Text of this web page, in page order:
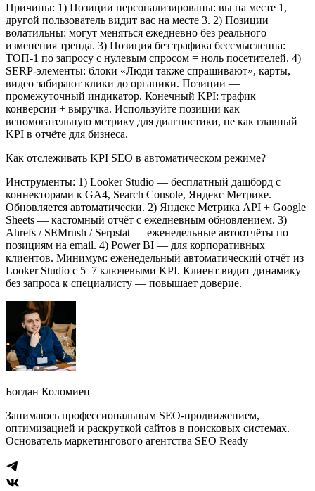
Причины: 1) Позиции персонализированы: вы на месте 1,
другой пользователь видит вас на месте 3. 2) Позиции
волатильны: могут меняться ежедневно без реального
изменения тренда. 3) Позиция без трафика бессмысленна:
ТОП-1 по запросу с нулевым спросом = ноль посетителей. 4)
SERP-элементы: блоки «Люди также спрашивают», карты,
видео забирают клики до органики. Позиции —
промежуточный индикатор. Конечный KPI: трафик +
конверсии + выручка. Используйте позиции как
вспомогательную метрику для диагностики, не как главный
KPI в отчёте для бизнеса.
Как отслеживать KPI SEO в автоматическом режиме?
Инструменты: 1) Looker Studio — бесплатный дашборд с
коннекторами к GA4, Search Console, Яндекс Метрике.
Обновляется автоматически. 2) Яндекс Метрика API + Google
Sheets — кастомный отчёт с ежедневным обновлением. 3)
Ahrefs / SEMrush / Serpstat — еженедельные автоотчёты по
позициям на email. 4) Power BI — для корпоративных
клиентов. Минимум: еженедельный автоматический отчёт из
Looker Studio с 5–7 ключевыми KPI. Клиент видит динамику
без запроса к специалисту — повышает доверие.
Богдан Коломиец
Занимаюсь профессиональным SEO-продвижением,
оптимизацией и раскруткой сайтов в поисковых системах.
Основатель маркетингового агентства SEO Ready